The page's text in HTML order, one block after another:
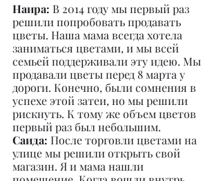
Наира: В 2014 году мы первый раз
решили попробовать продавать
цветы. Наша мама всегда хотела
заниматься цветами, и мы всей
семьей поддерживали эту идею. Мы
продавали цветы перед 8 марта у
дороги. Конечно, были сомнения в
успехе этой затеи, но мы решили
рискнуть. К тому же объем цветов
первый раз был небольшим.
Саида: После торговли цветами на
улице мы решили открыть свой
магазин. Я и мама нашли